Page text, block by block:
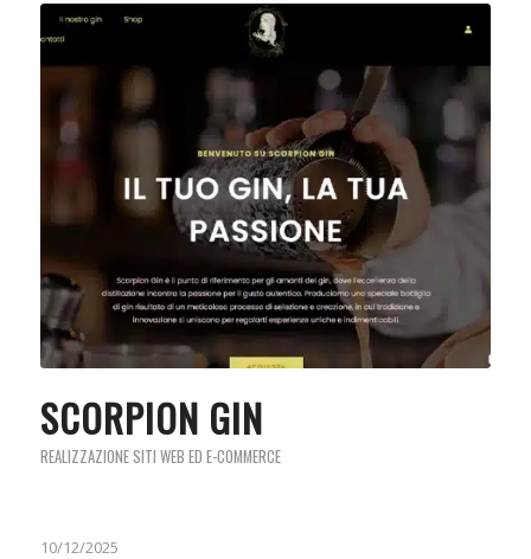
SCORPION GIN
REALIZZAZIONE SITI WEB ED E-COMMERCE
10/12/2025